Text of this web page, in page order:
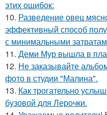
этих ошибок:
10. Разведение овец
эффективный способ
с минимальными
11. Деми Мур вышла в
12. Не заказывайте
фото в студии "Малина".
13. Как трогательно
бузовой для Лерочки.